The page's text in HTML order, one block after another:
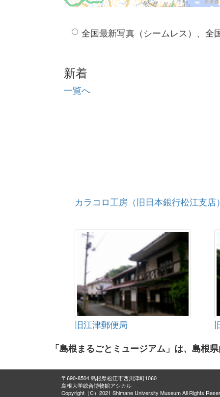
全国最新写真（シームレス）、全
新着
一覧へ
カラコロ工房（旧日本銀行松江支店
旧江津郵便局
「島根まるごとミュージアム」は、島根
〒690-8504 島根県松江市西川津町1060
島根大学総合博物館アシカル
Copyright（C）2021 Shimane University Museum All Rights